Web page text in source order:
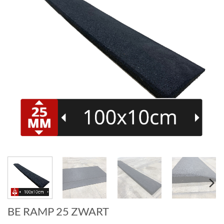
BE RAMP 25 ZWART